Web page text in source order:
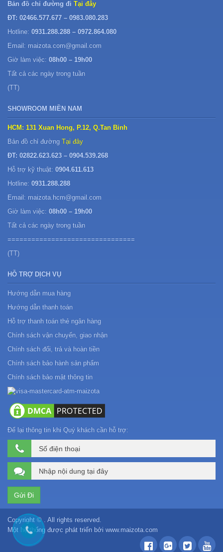
Bản đồ chỉ đường đi Tại đây
ĐT: 02466.577.677 – 0983.080.283
Hotline: 0931.288.288 – 0972.864.080
Email: maizota.com@gmail.com
Giờ làm việc: 08h00 – 19h00
Tất cả các ngày trong tuần
(TT)
SHOWROOM MIỀN NAM
HCM: 131 Xuan Hong, P.12, Q.Tan Binh
Bản đồ chỉ đường Tại đây
ĐT: 02822.623.623 – 0904.539.268
Hỗ trợ kỹ thuật: 0904.611.613
Hotline: 0931.288.288
Email: maizota.hcm@gmail.com
Giờ làm việc: 08h00 – 19h00
Tất cả các ngày trong tuần
================================
(TT)
HỖ TRỢ DỊCH VỤ
Hướng dẫn mua hàng
Hướng dẫn thanh toán
Hỗ trợ thanh toán thẻ ngân hàng
Chính sách vận chuyển, giao nhận
Chính sách đổi, trả và hoàn tiền
Chính sách bảo hành sản phẩm
Chính sách bảo mật thông tin
Để lại thông tin khi Quý khách cần hỗ trợ:
Copyright © . All rights reserved.
Một hệ thống được phát triển bởi www.maizota.com